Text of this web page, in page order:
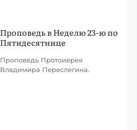
Проповедь в Неделю 23-ю по
Пятидесятнице
Проповедь Протоиерея
Владимира Переслегина.